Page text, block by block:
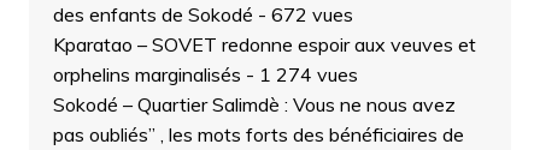
des enfants de Sokodé - 672 vues
Kparatao – SOVET redonne espoir aux veuves et
orphelins marginalisés - 1 274 vues
Sokodé – Quartier Salimdè : Vous ne nous avez
pas oubliés” , les mots forts des bénéficiaires de